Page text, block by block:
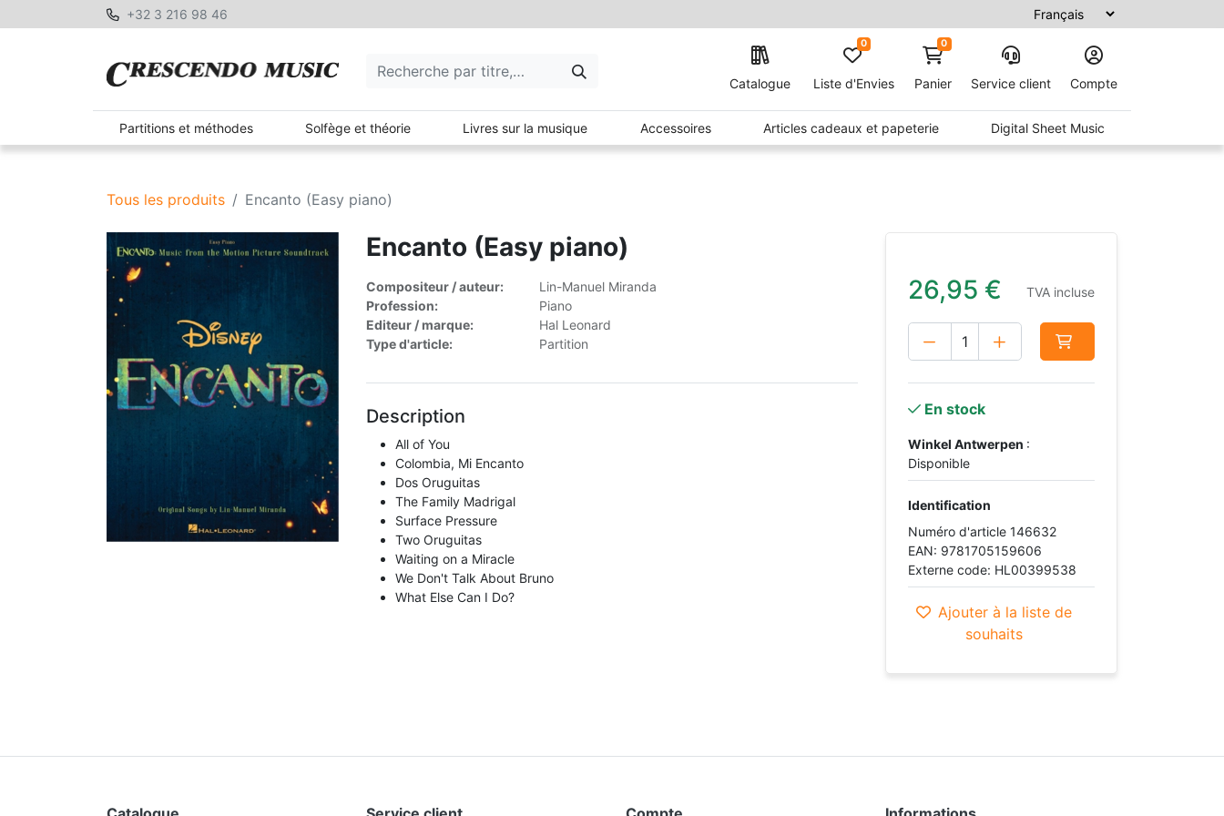
+32 3 216 98 46
Catalogue Liste d'Envies
0 0
Panier Service client Compte
Partitions et méthodes Solfège et théorie Livres sur la musique Accessoires Articles cadeaux et papeterie Digital Sheet Music
Tous les produits Encanto (Easy piano)
Encanto (Easy piano)
Compositeur / auteur:
Lin-Manuel Miranda
Profession:
Piano
Editeur / marque:
Hal Leonard
Type d'article:
Partition
Description
All of You
Colombia, Mi Encanto
Dos Oruguitas
The Family Madrigal
Surface Pressure
Two Oruguitas
Waiting on a Miracle
We Don't Talk About Bruno
What Else Can I Do?
26,95 € TVA incluse
En stock
Winkel Antwerpen :
Disponible
Identification
Numéro d'article 146632
EAN: 9781705159606
Externe code: HL00399538
Ajouter à la liste de
souhaits